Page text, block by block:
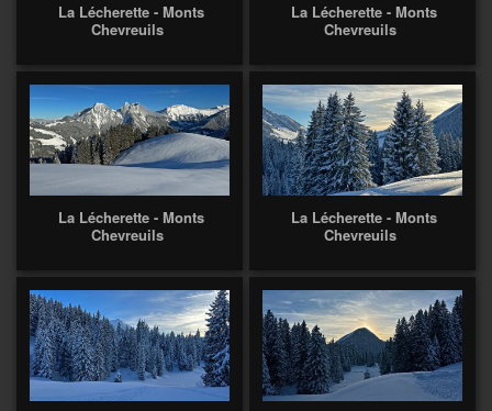
La Lécherette - Monts
Chevreuils
La Lécherette - Monts
Chevreuils
La Lécherette - Monts
Chevreuils
La Lécherette - Monts
Chevreuils